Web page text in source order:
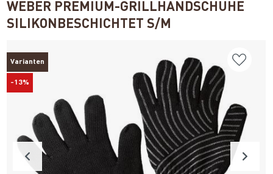
WEBER PREMIUM-GRILLHANDSCHUHE
SILIKONBESCHICHTET S/M
Varianten
-13%